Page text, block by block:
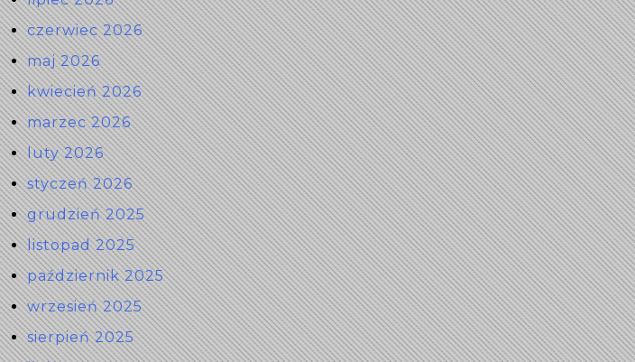
czerwiec 2026
maj 2026
kwiecień 2026
marzec 2026
luty 2026
styczeń 2026
grudzień 2025
listopad 2025
październik 2025
wrzesień 2025
sierpień 2025